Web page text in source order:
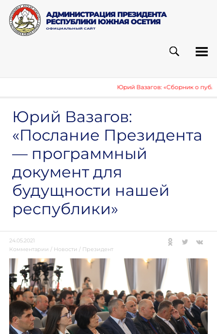
АДМИНИСТРАЦИЯ ПРЕЗИДЕНТА
РЕСПУБЛИКИ ЮЖНАЯ ОСЕТИЯ
ОФИЦИАЛЬНЫЙ САЙТ
ПОИСК
Юрий Вазагов: «Сборник о
Юрий Вазагов:
«Послание Президента
— программный
документ для
будущности нашей
республики»
24.05.2021
Комментарии / Новости / Президент